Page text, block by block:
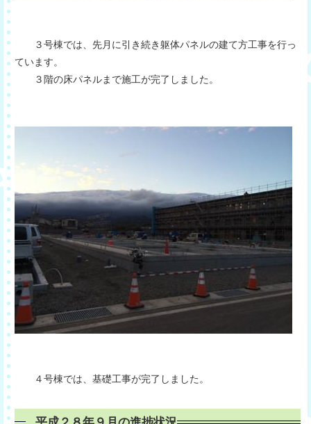
３号棟では、先月に引き続き躯体パネルの建て方工事を行っ
ています。
３階の床パネルまで施工が完了しました。
４号棟では、基礎工事が完了しました。